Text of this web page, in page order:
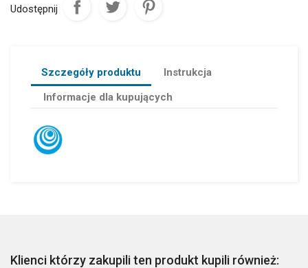
Udostępnij
Szczegóły produktu
Instrukcja
Informacje dla kupujących
Klienci którzy zakupili ten produkt kupili również: